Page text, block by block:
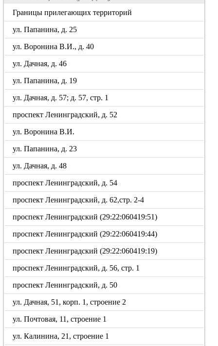
Границы прилегающих территорий
ул. Папанина, д. 25
ул. Воронина В.И., д. 40
ул. Дачная, д. 46
ул. Папанина, д. 19
ул. Дачная, д. 57; д. 57, стр. 1
проспект Ленинградский, д. 52
ул. Воронина В.И.
ул. Папанина, д. 23
ул. Дачная, д. 48
проспект Ленинградский, д. 54
проспект Ленинградский, д. 62,стр. 2-4
проспект Ленинградский (29:22:060419:51)
проспект Ленинградский (29:22:060419:44)
проспект Ленинградский (29:22:060419:19)
проспект Ленинградский, д. 56, стр. 1
проспект Ленинградский, д. 50
ул. Дачная, 51, корп. 1, строение 2
ул. Почтовая, 11, строение 1
ул. Калинина, 21, строение 1